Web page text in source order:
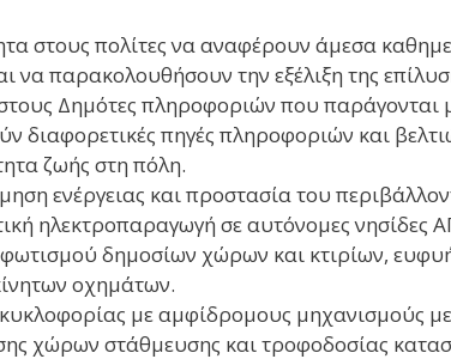
στους πολίτες να αναφέρουν άμεσα
να παρακολουθήσουν την εξέλιξη της
Δημότες πληροφοριών που
διαφορετικές πηγές πληροφοριών και
ζωής στη πόλη.
ενέργειας και προστασία του
ηλεκτροπαραγωγή σε αυτόνομες
δημοσίων χώρων και κτιρίων,
οχημάτων.
με αμφίδρομους μηχανισμούς
χώρων στάθμευσης και τροφοδοσίας